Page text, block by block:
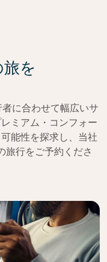
を
に合わせて幅広いサ
ミアム・コンフォー
能性を探求し、当社
旅行をご予約くださ